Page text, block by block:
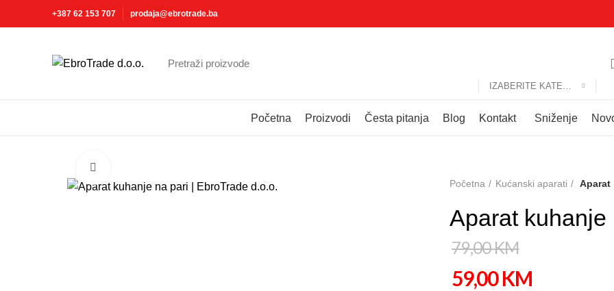
+387 62 153 707 prodaja@ebrotrade.ba
Početna Proizvodi Česta pitanja Blog Kontakt Sniženje
Početna Kućanski aparati Aparat
Aparat kuhanje
79,00KM
59,00KM